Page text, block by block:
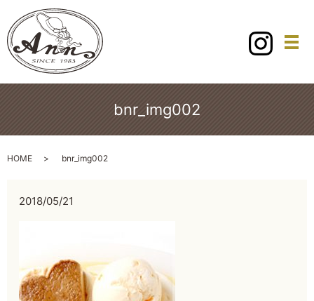
メ
bnr_img002
HOME bnr_img002
2018/05/21